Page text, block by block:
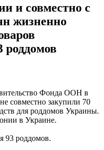
и совместно с
жизненно
роддомов
Фонда ООН в
совместно закупили 70
для роддомов Украины.
в Украине.
93 роддомов.